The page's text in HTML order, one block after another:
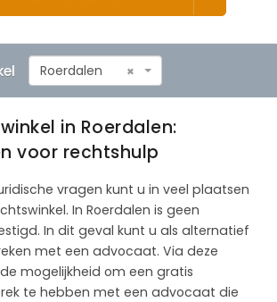
×
Roerdalen
in Roerdalen:
voor rechtshulp
vragen kunt u in veel plaatsen
In Roerdalen is geen
In dit geval kunt u als alternatief
met een advocaat. Via deze
mogelijkheid om een gratis
te hebben met een advocaat die